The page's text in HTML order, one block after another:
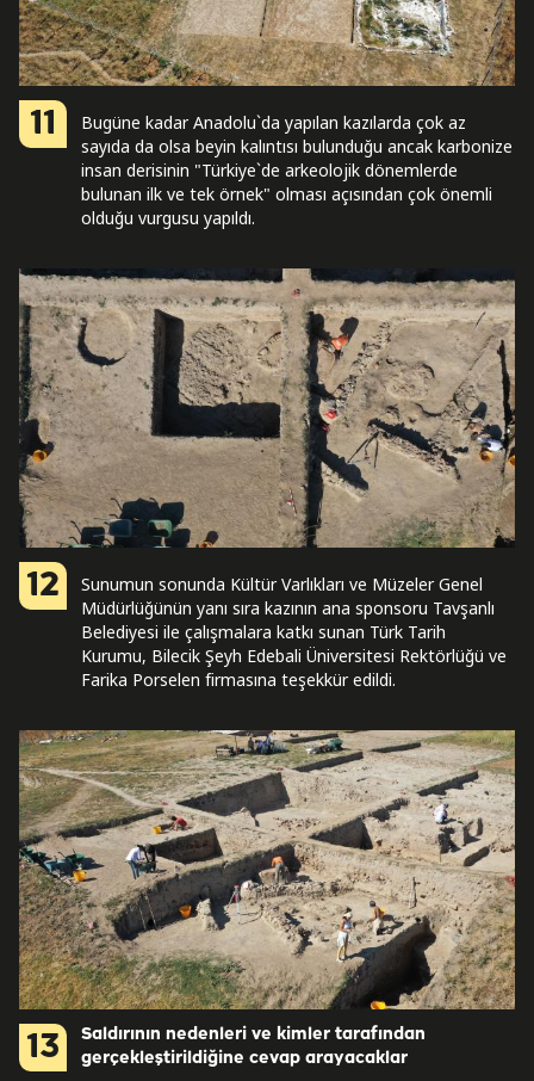
11
Bugüne kadar Anadolu`da yapılan kazılarda çok az
sayıda da olsa beyin kalıntısı bulunduğu ancak karbonize
insan derisinin "Türkiye`de arkeolojik dönemlerde
bulunan ilk ve tek örnek" olması açısından çok önemli
olduğu vurgusu yapıldı.
12
Sunumun sonunda Kültür Varlıkları ve Müzeler Genel
Müdürlüğünün yanı sıra kazının ana sponsoru Tavşanlı
Belediyesi ile çalışmalara katkı sunan Türk Tarih
Kurumu, Bilecik Şeyh Edebali Üniversitesi Rektörlüğü ve
Farika Porselen firmasına teşekkür edildi.
13
Saldırının nedenleri ve kimler tarafından
gerçekleştirildiğine cevap arayacaklar